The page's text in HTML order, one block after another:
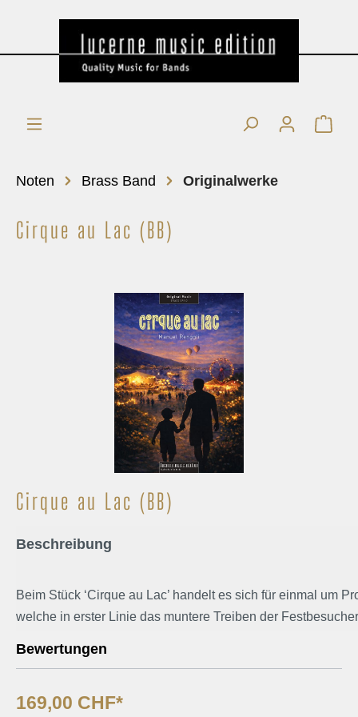
Noten Brass Band Originalwerke
Cirque au Lac (BB)
Cirque au Lac (BB)
Beschreibung
Beim Stück ‘Cirque au Lac’ handelt es sich für einmal um
welche in erster Linie das muntere Treiben der
beschreibt. Des Weiteren hat das Werk einen
mit der Reise der Musikantinnen und Musikanten nach Biel,
Bewertungen
169,00 CHF*